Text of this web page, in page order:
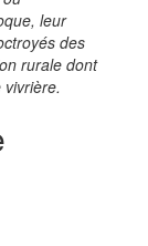
leur
des
rurale dont